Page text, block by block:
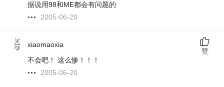
据说用98和ME都会有问题的
2005-06-20
xiaomaoxia
不会吧！ 这么惨！！！
2005-06-20
赞